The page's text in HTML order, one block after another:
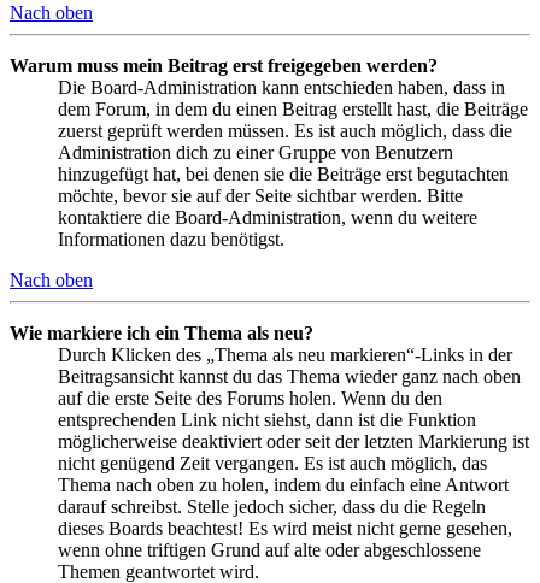
Nach oben
Warum muss mein Beitrag erst freigegeben werden?
Die Board-Administration kann entschieden haben, dass in
dem Forum, in dem du einen Beitrag erstellt hast, die Beiträge
zuerst geprüft werden müssen. Es ist auch möglich, dass die
Administration dich zu einer Gruppe von Benutzern
hinzugefügt hat, bei denen sie die Beiträge erst begutachten
möchte, bevor sie auf der Seite sichtbar werden. Bitte
kontaktiere die Board-Administration, wenn du weitere
Informationen dazu benötigst.
Nach oben
Wie markiere ich ein Thema als neu?
Durch Klicken des „Thema als neu markieren“-Links in der
Beitragsansicht kannst du das Thema wieder ganz nach oben
auf die erste Seite des Forums holen. Wenn du den
entsprechenden Link nicht siehst, dann ist die Funktion
möglicherweise deaktiviert oder seit der letzten Markierung ist
nicht genügend Zeit vergangen. Es ist auch möglich, das
Thema nach oben zu holen, indem du einfach eine Antwort
darauf schreibst. Stelle jedoch sicher, dass du die Regeln
dieses Boards beachtest! Es wird meist nicht gerne gesehen,
wenn ohne triftigen Grund auf alte oder abgeschlossene
Themen geantwortet wird.